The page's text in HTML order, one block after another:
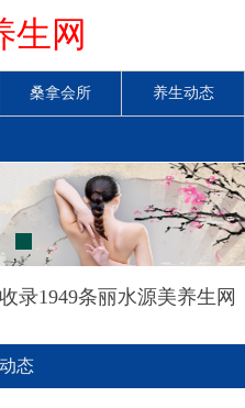
生网
桑拿会所 养生动态
录1949条丽水源美养生网
态